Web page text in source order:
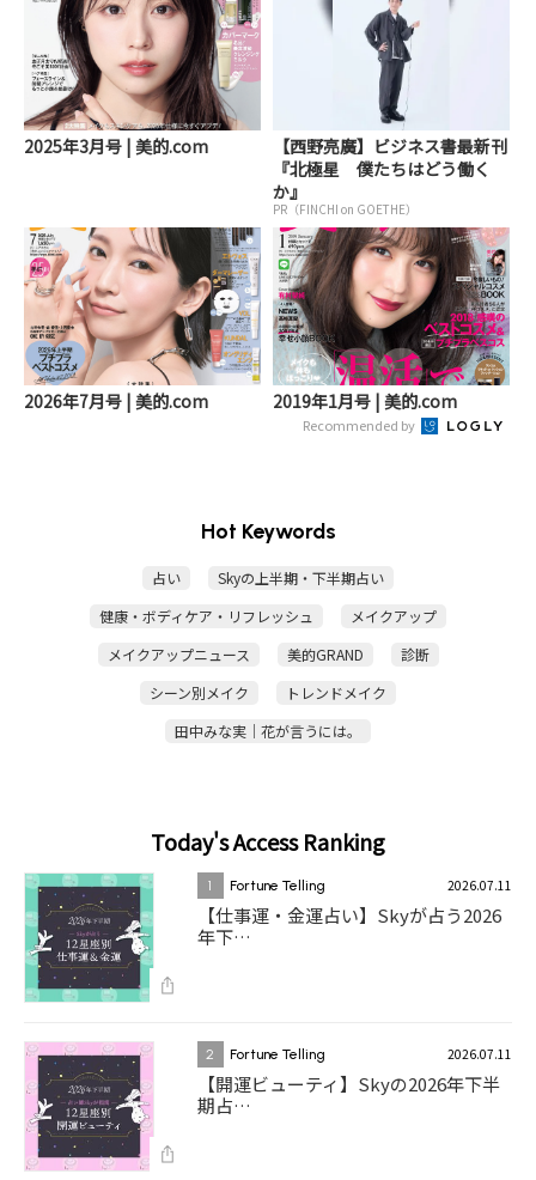
2025年3月号 | 美的.com
【西野亮廣】ビジネス書最新刊
『北極星 僕たちはどう働く
か』
PR（FINCHI on GOETHE）
2026年7月号 | 美的.com 2019年1月号 | 美的.com
Recommended by
Hot Keywords
占い
Skyの上半期・下半期占い
健康・ボディケア・リフレッシュ
メイクアップ
メイクアップニュース
美的GRAND
診断
シーン別メイク
トレンドメイク
田中みな実｜花が言うには。
Today's Access Ranking
1 Fortune Telling 2026.07.11
【仕事運・金運占い】Skyが占う2026
年下…
2 Fortune Telling 2026.07.11
【開運ビューティ】Skyの2026年下半
期占…